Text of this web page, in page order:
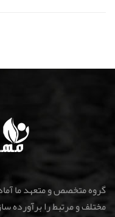
گروه متخصص و متعهد ما
مختلف و مرتبط را برآورده